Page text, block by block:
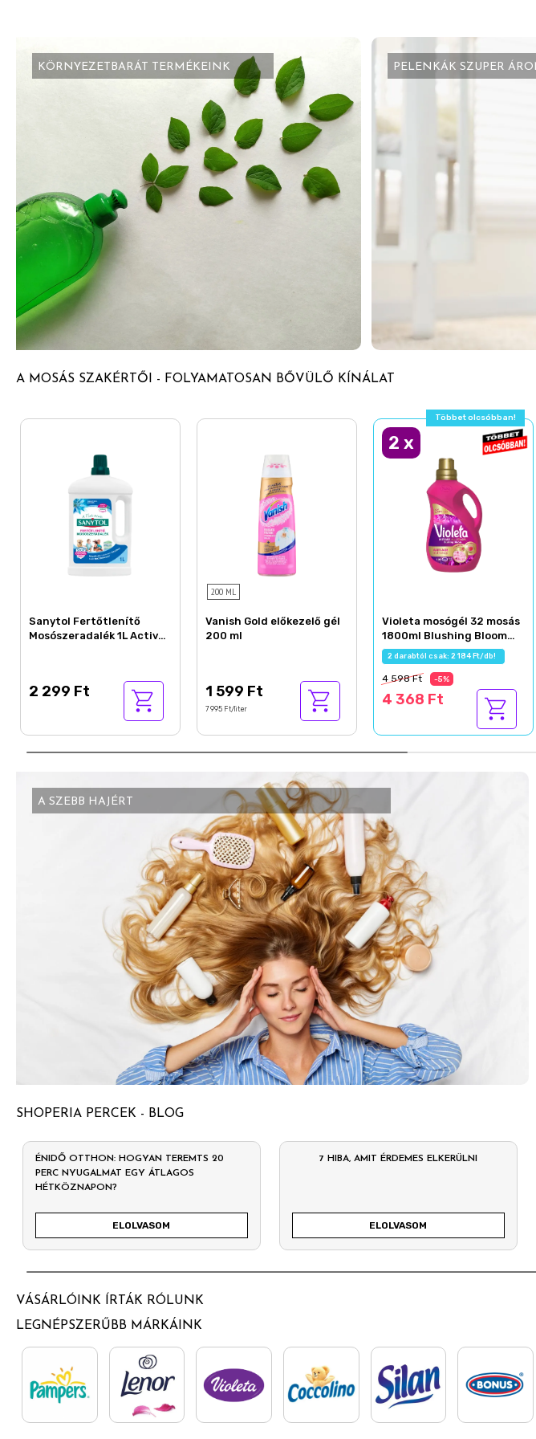
KÖRNYEZETBARÁT TERMÉKEINK PELENKÁK SZUPER
A MOSÁS SZAKÉRTŐI - FOLYAMATOSAN BŐVÜLŐ KÍNÁLAT
Sanytol Fertőtlenítő
Mosószeradalék 1L Active
2 299 Ft
200 ML
Vanish Gold előkezelő gél
200 ml
1 599 Ft
7 995 Ft/liter
Többet olcsóbban!
2 x
Violeta mosógél 32 mosás
1800ml Blushing Bloom
károsodott ruhákhoz
2 darabtól csak: 2 184 Ft/db!
4 598 Ft -5%
4 368 Ft
A SZEBB HAJÉRT
SHOPERIA PERCEK - BLOG
ÉNIDŐ OTTHON: HOGYAN TEREMTS 20
PERC NYUGALMAT EGY ÁTLAGOS
HÉTKÖZNAPON?
ELOLVASOM
7 HIBA, AMIT ÉRDEMES ELKERÜLNI
ELOLVASOM
VÁSÁRLÓINK ÍRTÁK RÓLUNK
LEGNÉPSZERŰBB MÁRKÁINK